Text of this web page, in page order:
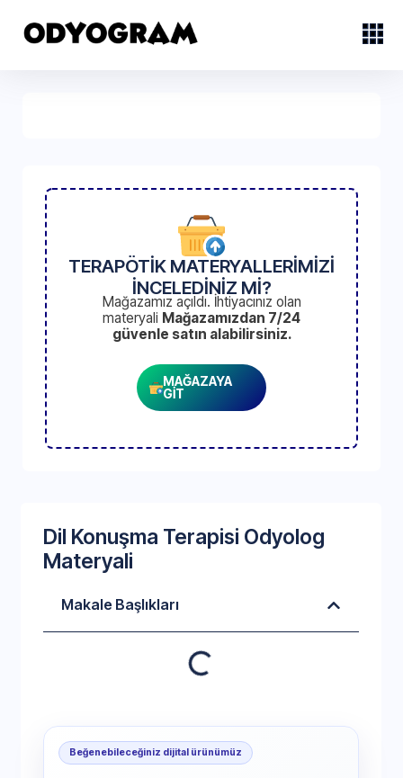
TERAPÖTİK MATERYALLERİMİZİ
İNCELEDİNİZ Mİ?
Mağazamız açıldı. İhtiyacınız olan
materyali Mağazamızdan 7/24
güvenle satın alabilirsiniz.
MAĞAZAYA
GİT
Dil Konuşma Terapisi Odyolog
Materyali
Makale Başlıkları
Beğenebileceğiniz dijital ürünümüz